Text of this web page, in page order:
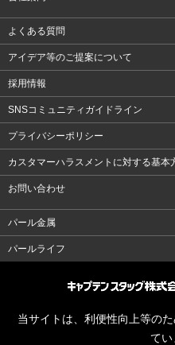
よくある質問
アイデア等のご提案について
採用情報
SNSコミュニティガイドライン
プライバシーポリシー
カスタマーハラスメントに対する基本
お問い合わせ
パール金属
パールライフ
当サイトは、利便性向上等の
てい